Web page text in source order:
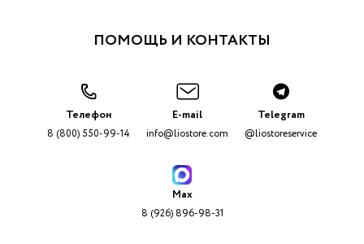
ПОМОЩЬ И КОНТАКТЫ
Телефон
8 (800) 550-99-14
E-mail
info@liostore.com
Telegram
@liostoreservice
Max
8 (926) 896-98-31